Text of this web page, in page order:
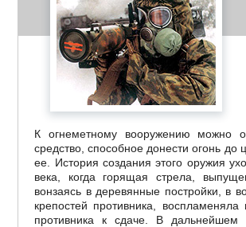
К огнеметному вооружению можно
средство, способное донести огонь до
ее. История создания этого оружия
века, когда горящая стрела,
вонзаясь в деревянные постройки, в
крепостей противника, воспламеняла
противника к сдаче. В дальнейшем